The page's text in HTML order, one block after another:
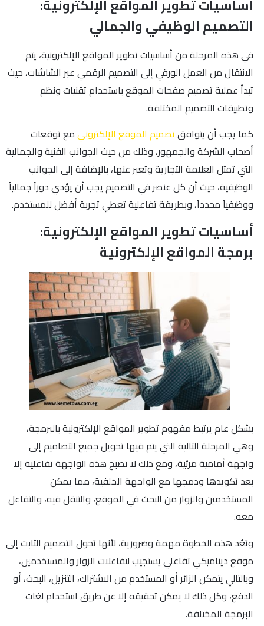
أساسيات تطوير المواقع الإلكترونية:
التصميم الوظيفي والجمالي
في هذه المرحلة من أساسيات تطوير المواقع الإلكترونية، يتم
الانتقال من العمل الورقي إلى التصميم الرقمي عبر الشاشات، حيث
تبدأ عملية تصميم صفحات الموقع باستخدام تقنيات ونظم
وتطبيقات التصميم المختلفة.
كما يجب أن يتوافقتصميم الموقع الإلكترونيمع توقعات
أصحاب الشركة والجمهور، وذلك من حيث الجوانب الفنية والجمالية
التي تمثل العلامة التجارية وتعبر عنها، بالإضافة إلى الجوانب
الوظيفية، حيث أن كل عنصر في التصميم يجب أن يؤدي دوراً جمالياً
ووظيفياً محدداً، وبطريقة تفاعلية تعطي تجربة أفضل للمستخدم.
أساسيات تطوير المواقع الإلكترونية:
برمجة المواقع الإلكترونية
بشكل عام يرتبط مفهوم تطوير المواقع الإلكترونية بالبرمجة،
وهي المرحلة التالية التي يتم فيها تحويل جميع التصاميم إلى
واجهة أمامية مرئية، ومع ذلك لا تصبح هذه الواجهة تفاعلية إلا
بعد تكويدها ودمجها مع الواجهة الخلفية، مما يمكن
المستخدمين والزوار من البحث في الموقع، والتنقل فيه، والتفاعل
معه.
وتعُد هذه الخطوة مهمة وضرورية، لأنها تحول التصميم الثابت إلى
موقع ديناميكي تفاعلي يستجيب لتفاعلات الزوار والمستخدمين،
وبالتالي يتمكن الزائر أو المستخدم من الاشتراك، التنزيل، البحث، أو
الدفع، وكل ذلك لا يمكن تحقيقه إلا عن طريق استخدام لغات
البرمجة المختلفة.